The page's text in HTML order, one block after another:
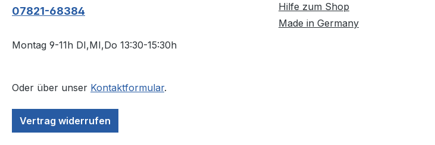
07821-68384
Montag 9-11h DI,MI,Do 13:30-15:30h
Oder über unser Kontaktformular.
Vertrag widerrufen
Hilfe zum Shop
Made in Germany